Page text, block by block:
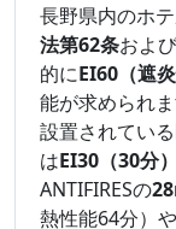
長野県内のホ
法第62条および
的にEI60（遮
能が求められ
設置されてい
はEI30（30分）
ANTIFIRESの
熱性能64分）や